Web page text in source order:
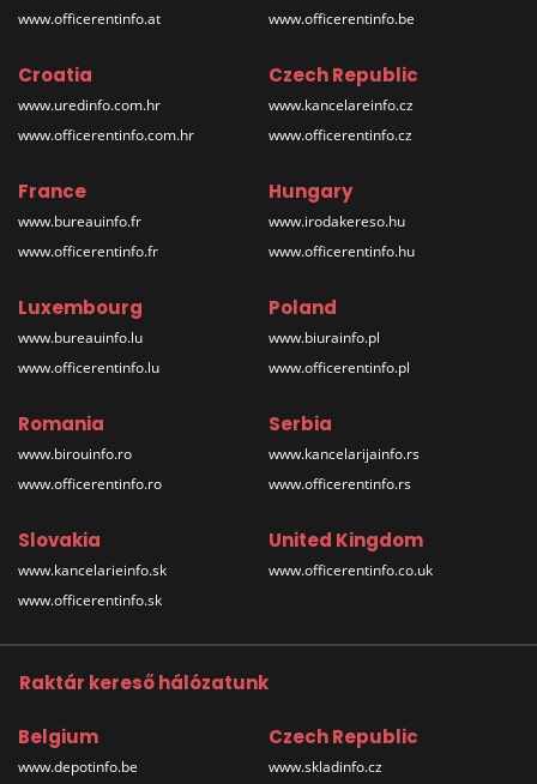
www.officerentinfo.at
www.officerentinfo.be
Croatia
www.uredinfo.com.hr
www.officerentinfo.com.hr
Czech Republic
www.kancelareinfo.cz
www.officerentinfo.cz
France
www.bureauinfo.fr
www.officerentinfo.fr
Hungary
www.irodakereso.hu
www.officerentinfo.hu
Luxembourg
www.bureauinfo.lu
www.officerentinfo.lu
Poland
www.biurainfo.pl
www.officerentinfo.pl
Romania
www.birouinfo.ro
www.officerentinfo.ro
Serbia
www.kancelarijainfo.rs
www.officerentinfo.rs
Slovakia
www.kancelarieinfo.sk
www.officerentinfo.sk
United Kingdom
www.officerentinfo.co.uk
Raktár kereső hálózatunk
Belgium
www.depotinfo.be
Czech Republic
www.skladinfo.cz